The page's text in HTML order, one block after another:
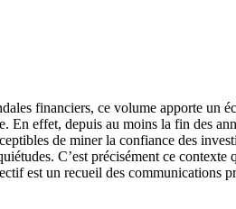
financiers, ce volume apporte un
effet, depuis au moins la fin des
de miner la confiance des
C’est précisément ce contexte
est un recueil des communications